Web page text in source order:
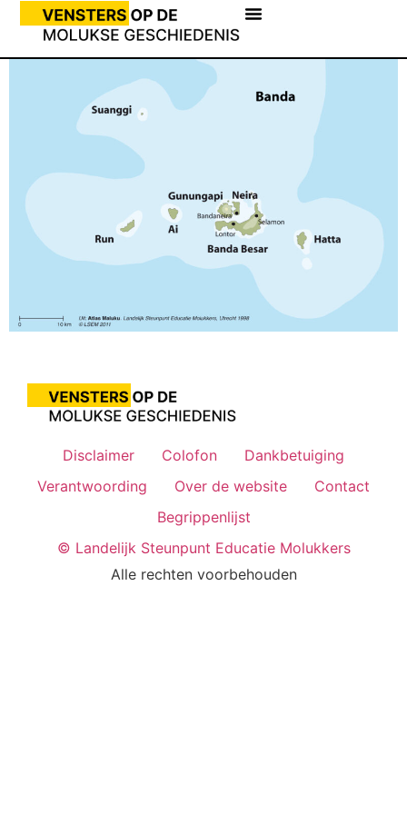
Disclaimer Colofon
Dankbetuiging
Verantwoording
Over de website
Contact
Begrippenlijst
© Landelijk Steunpunt Educatie Molukkers
Alle rechten voorbehouden